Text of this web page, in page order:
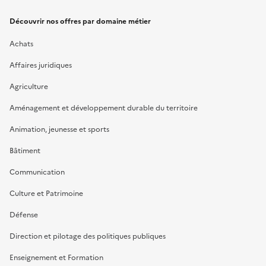
Découvrir nos offres par domaine métier
Achats
Affaires juridiques
Agriculture
Aménagement et développement durable du territoire
Animation, jeunesse et sports
Bâtiment
Communication
Culture et Patrimoine
Défense
Direction et pilotage des politiques publiques
Enseignement et Formation